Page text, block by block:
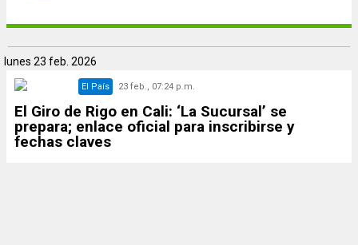
lunes 23 feb. 2026
El País 23 feb., 07:24 p.m.
El Giro de Rigo en Cali: ‘La Sucursal’ se
prepara; enlace oficial para inscribirse y
fechas claves